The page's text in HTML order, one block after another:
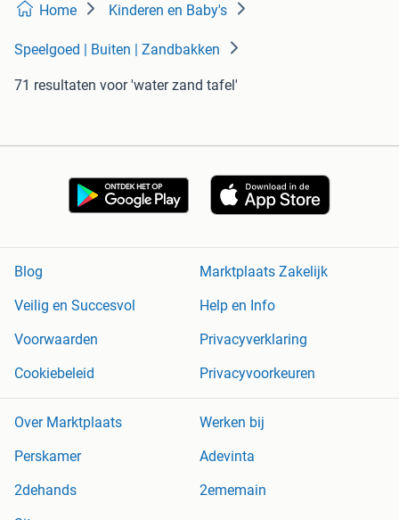
Home Kinderen en Baby's
Speelgoed | Buiten | Zandbakken
71 resultaten voor 'water zand tafel'
Blog
Marktplaats Zakelijk
Veilig en Succesvol
Help en Info
Voorwaarden
Privacyverklaring
Cookiebeleid
Privacyvoorkeuren
Over Marktplaats
Werken bij
Perskamer
Adevinta
2dehands
2ememain